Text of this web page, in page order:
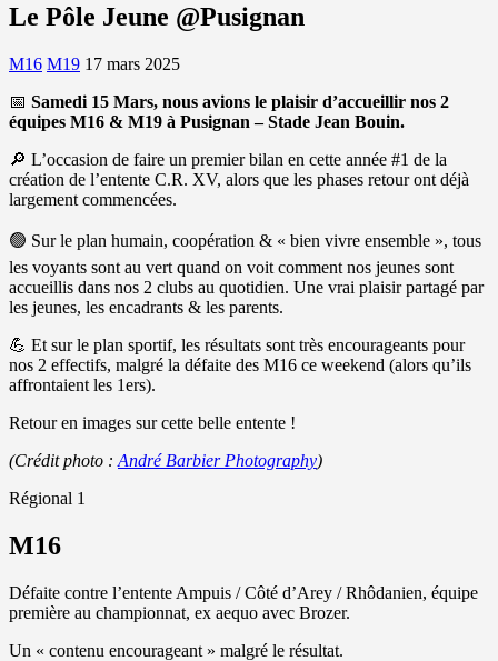
Le Pôle Jeune @Pusignan
M16 M19 17 mars 2025
📅 Samedi 15 Mars, nous avions le plaisir d’accueillir nos 2
équipes M16 & M19 à Pusignan – Stade Jean Bouin.
🔎 L’occasion de faire un premier bilan en cette année #1 de la
création de l’entente C.R. XV, alors que les phases retour ont déjà
largement commencées.
🟢 Sur le plan humain, coopération & « bien vivre ensemble », tous
les voyants sont au vert quand on voit comment nos jeunes sont
accueillis dans nos 2 clubs au quotidien. Une vrai plaisir partagé par
les jeunes, les encadrants & les parents.
💪 Et sur le plan sportif, les résultats sont très encourageants pour
nos 2 effectifs, malgré la défaite des M16 ce weekend (alors qu’ils
affrontaient les 1ers).
Retour en images sur cette belle entente !
(Crédit photo : André Barbier Photography)
Régional 1
M16
Défaite contre l’entente Ampuis / Côté d’Arey / Rhôdanien, équipe
première au championnat, ex aequo avec Brozer.
Un « contenu encourageant » malgré le résultat.